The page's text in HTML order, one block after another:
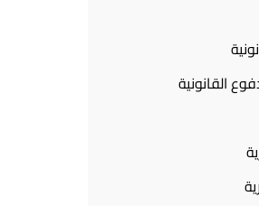
القانونية